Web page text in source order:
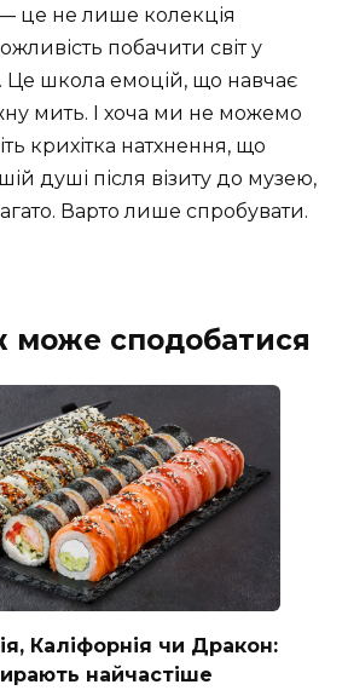
це не лише колекція
побачити світ у
Це школа емоцій, що навчає
мить. І хоча ми не можемо
крихітка натхнення, що
душі після візиту до музею,
Варто лише спробувати.
може сподобатися
Каліфорнія чи Дракон:
найчастіше